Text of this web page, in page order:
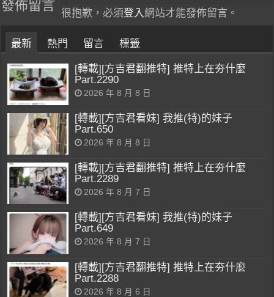
發佈留言
很抱歉，必須登入網站才能發佈留言。
最新 熱門 留言 標籤
[轉載][方吉君翻推特] 推特上在夯什麼
Part.2290
2026 年 8 月 8 日
[轉載][方吉君看妹] 我推(特)的妹子
Part.650
2026 年 8 月 8 日
[轉載][方吉君翻推特] 推特上在夯什麼
Part.2289
2026 年 8 月 7 日
[轉載][方吉君看妹] 我推(特)的妹子
Part.649
2026 年 8 月 7 日
[轉載][方吉君翻推特] 推特上在夯什麼
Part.2288
2026 年 8 月 6 日